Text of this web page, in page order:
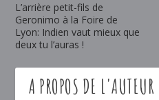
L’arrière petit-fils de
Geronimo à la Foire de
Lyon: Indien vaut mieux que
deux tu l’auras !
A PROPOS DE L'AUTEUR